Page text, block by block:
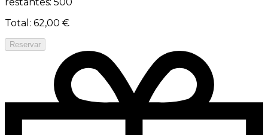
Total : 62,00 €
Reservar